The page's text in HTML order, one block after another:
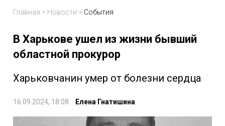
Главная > Новости > События
В Харькове ушел из жизни бывший
областной прокурор
Харьковчанин умер от болезни сердца
16.09.2024, 18:08 Елена Гнатишина